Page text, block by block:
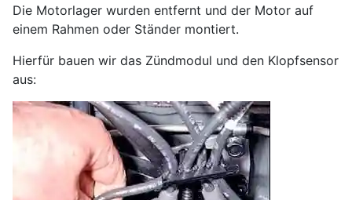
Die Motorlager wurden entfernt und der Motor auf
einem Rahmen oder Ständer montiert.
Hierfür bauen wir das Zündmodul und den Klopfsensor
aus: